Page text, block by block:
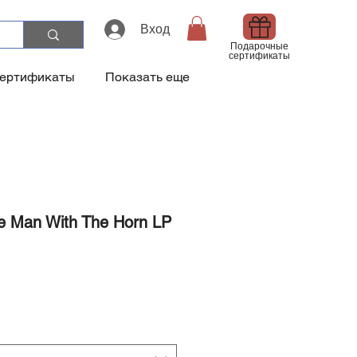
Вход
Подарочные
сертификаты
Показать еще
Man With The Horn LP